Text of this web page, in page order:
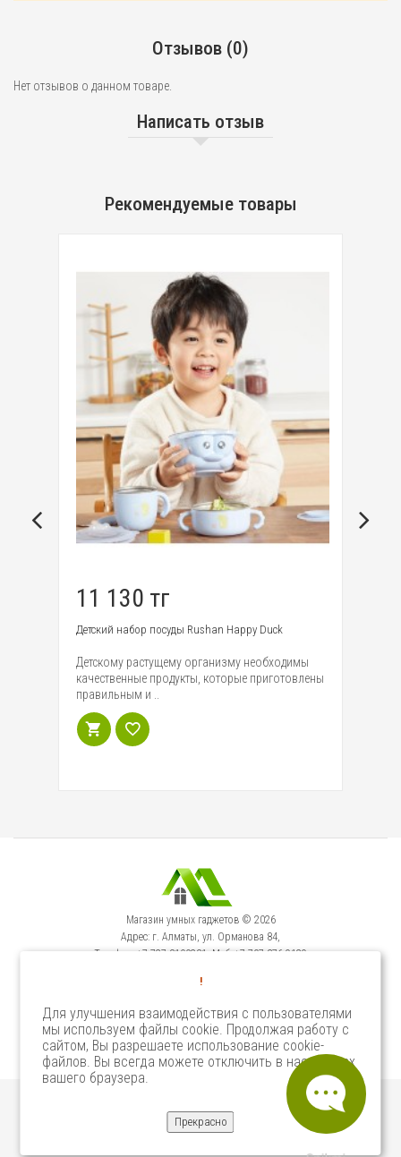
Отзывов (0)
Нет отзывов о данном товаре.
Написать отзыв
Рекомендуемые товары
11 130 тг
Детский набор посуды Rushan Happy Duck
Детскому растущему организму необходимы
качественные продукты, которые приготовлены
правильным и ..
Магазин умных гаджетов © 2026
Адрес: г. Алматы, ул. Орманова 84,
Телефон: +7-727-3100231, Моб: +7-707-376-9129
Сервисный Центр: г. Алматы, ул. Орманова 84.
Select Language ▼
!
Для улучшения взаимодействия с пользователями
мы используем файлы cookie. Продолжая работу с
сайтом, Вы разрешаете использование cookie-
файлов. Вы всегда можете отключить в настройках
вашего браузера.
Прекрасно